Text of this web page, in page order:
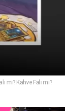
Kahve Falı mı?